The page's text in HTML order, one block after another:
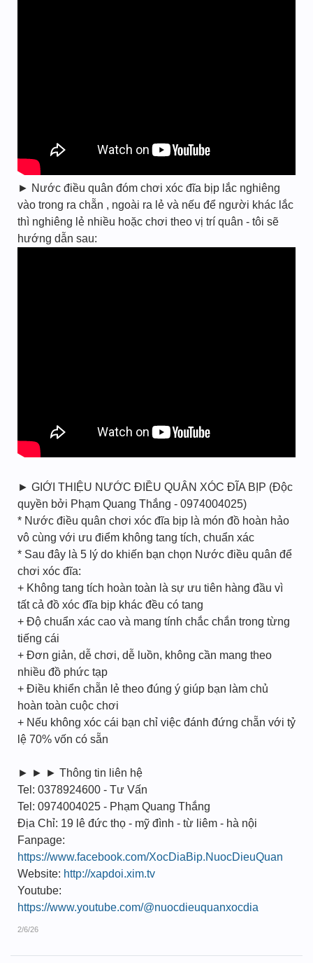
► Nước điều quân đóm chơi xóc đĩa bịp lắc nghiêng
vào trong ra chẵn , ngoài ra lẻ và nếu để người khác lắc
thì nghiêng lẻ nhiều hoặc chơi theo vị trí quân - tôi sẽ
hướng dẫn sau:
► GIỚI THIỆU NƯỚC ĐIỀU QUÂN XÓC ĐĨA BỊP (Độc
quyền bởi Phạm Quang Thắng - 0974004025)
* Nước điều quân chơi xóc đĩa bịp là món đồ hoàn hảo
vô cùng với ưu điểm không tang tích, chuẩn xác
* Sau đây là 5 lý do khiến bạn chọn Nước điều quân để
chơi xóc đĩa:
+ Không tang tích hoàn toàn là sự ưu tiên hàng đầu vì
tất cả đồ xóc đĩa bịp khác đều có tang
+ Độ chuẩn xác cao và mang tính chắc chắn trong từng
tiếng cái
+ Đơn giản, dễ chơi, dễ luồn, không cần mang theo
nhiều đồ phức tạp
+ Điều khiển chẵn lẻ theo đúng ý giúp bạn làm chủ
hoàn toàn cuộc chơi
+ Nếu không xóc cái bạn chỉ việc đánh đứng chẵn với tỷ
lệ 70% vốn có sẵn
► ► ► Thông tin liên hệ
Tel: 0378924600 - Tư Vấn
Tel: 0974004025 - Phạm Quang Thắng
Địa Chỉ: 19 lê đức thọ - mỹ đình - từ liêm - hà nội
Fanpage:
https://www.facebook.com/XocDiaBip.NuocDieuQuan
Website: http://xapdoi.xim.tv
Youtube:
https://www.youtube.com/@nuocdieuquanxocdia
2/6/26